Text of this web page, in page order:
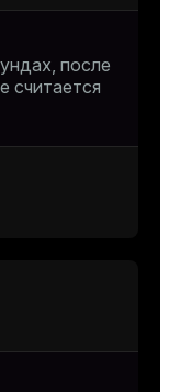
после
считается